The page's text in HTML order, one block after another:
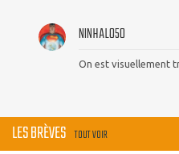
NINHALO50
On est visuellement
LES BRÈVES TOUT VOIR